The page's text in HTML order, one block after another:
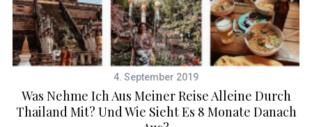
4. September 2019
Was Nehme Ich Aus Meiner Reise Alleine Durch
Thailand Mit? Und Wie Sieht Es 8 Monate Danach